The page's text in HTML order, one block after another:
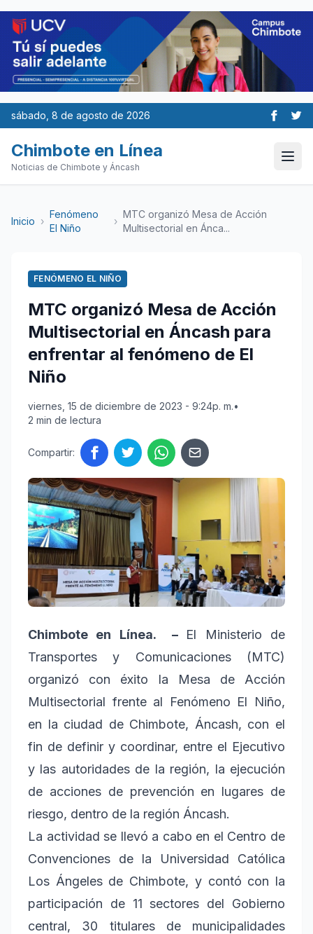
sábado, 8 de agosto de 2026
Chimbote en Línea
Noticias de Chimbote y Áncash
Inicio ›
Fenómeno
El Niño
›
MTC organizó Mesa de Acción
Multisectorial en Ánca...
FENÓMENO EL NIÑO
MTC organizó Mesa de Acción
Multisectorial en Áncash para
enfrentar al fenómeno de El
Niño
viernes, 15 de diciembre de 2023 - 9:24p. m.•
2 min de lectura
Compartir:
Chimbote en Línea. – El Ministerio de
Transportes y Comunicaciones (MTC)
organizó con éxito la Mesa de Acción
Multisectorial frente al Fenómeno El Niño,
en la ciudad de Chimbote, Áncash, con el
fin de definir y coordinar, entre el Ejecutivo
y las autoridades de la región, la ejecución
de acciones de prevención en lugares de
riesgo, dentro de la región Áncash.
La actividad se llevó a cabo en el Centro de
Convenciones de la Universidad Católica
Los Ángeles de Chimbote, y contó con la
participación de 11 sectores del Gobierno
central, 30 titulares de municipalidades